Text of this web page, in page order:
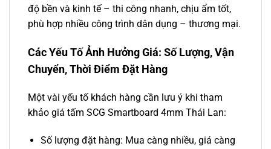
độ bền và kinh tế – thi công nhanh, chịu ẩm tốt,
phù hợp nhiều công trình dân dụng – thương mại.
Các Yếu Tố Ảnh Hưởng Giá: Số Lượng, Vận
Chuyển, Thời Điểm Đặt Hàng
Một vài yếu tố khách hàng cần lưu ý khi tham
khảo giá tấm SCG Smartboard 4mm Thái Lan:
Số lượng đặt hàng: Mua càng nhiều, giá càng